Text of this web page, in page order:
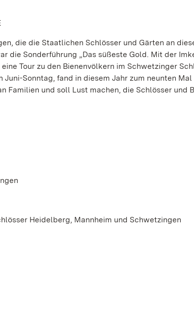
die die Staatlichen Schlösser und Gärten an
die Sonderführung „Das süßeste Gold. Mit der
Tour zu den Bienenvölkern im Schwetzinger
Sonntag, fand in diesem Jahr zum neunten
Familien und soll Lust machen, die Schlösser und
Heidelberg, Mannheim und Schwetzingen